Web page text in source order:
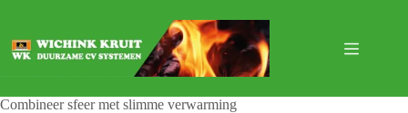
de
inhoud
Combineer sfeer met slimme verwarming